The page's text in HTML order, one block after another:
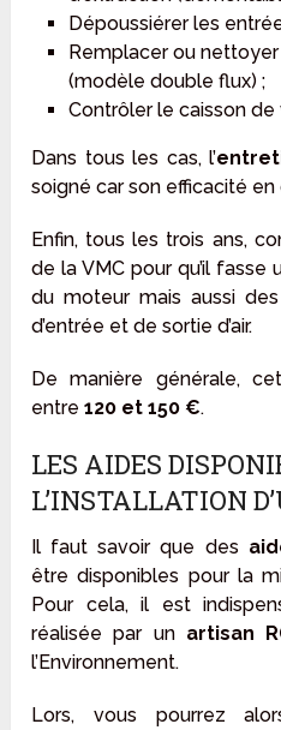
Dépoussiérer les
Remplacer ou
(modèle double flux) ;
Contrôler le caisson de
Dans tous les cas, l’
soigné car son efficacité en
Enfin, tous les trois ans,
de la VMC pour qu’il
du moteur mais aussi
d’entrée et de sortie d’air.
De manière générale,
entre120 et 150 €.
LES AIDES
L’INSTALLATION
Il faut savoir que des
être disponibles pour la
Pour cela, il est
réalisée par un artisan
l’Environnement.
Lors, vous pourrez